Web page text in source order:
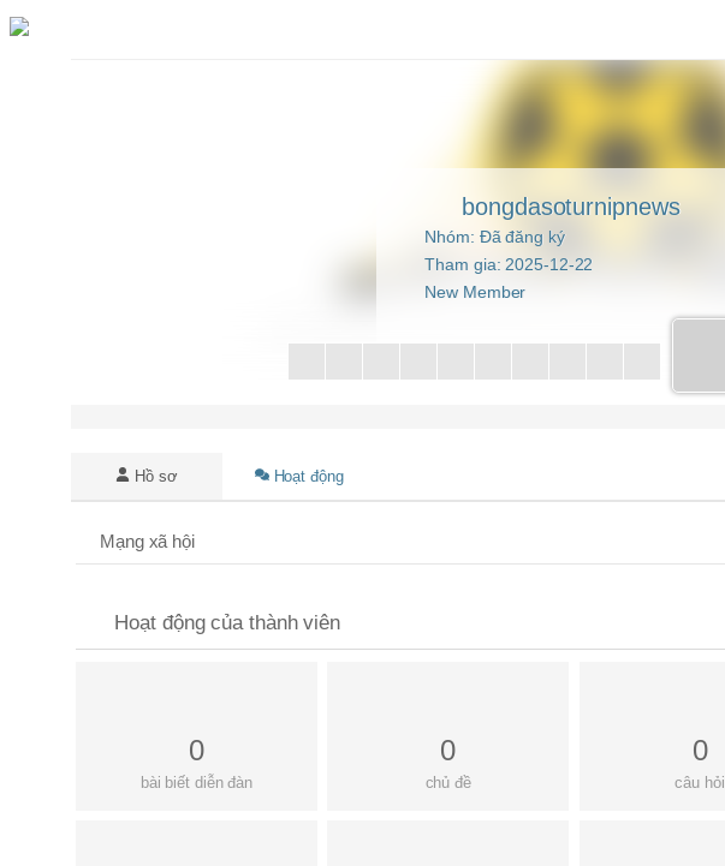
Chuyển
bongdasoturnipnews
Nhóm: Đã đăng ký
Tham gia: 2025-12-22
New Member
Hồ sơ Hoạt động
Mạng xã hội
Hoạt động của thành viên
0
bài biết diễn đàn
0
chủ đề
0
câu hỏi